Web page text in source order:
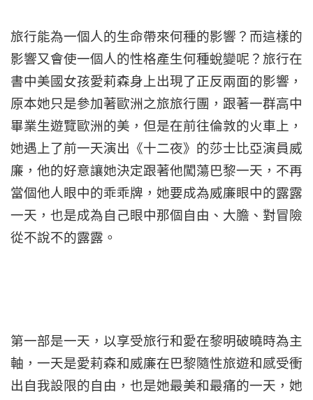
旅行能為一個人的生命帶來何種的影響？而這樣的
影響又會使一個人的性格產生何種蛻變呢？旅行在
書中美國女孩愛莉森身上出現了正反兩面的影響，
原本她只是參加著歐洲之旅旅行團，跟著一群高中
畢業生遊覽歐洲的美，但是在前往倫敦的火車上，
她遇上了前一天演出《十二夜》的莎士比亞演員威
廉，他的好意讓她決定跟著他闖蕩巴黎一天，不再
當個他人眼中的乖乖牌，她要成為威廉眼中的露露
一天，也是成為自己眼中那個自由、大膽、對冒險
從不說不的露露。
第一部是一天，以享受旅行和愛在黎明破曉時為主
軸，一天是愛莉森和威廉在巴黎隨性旅遊和感受衝
出自我設限的自由，也是她最美和最痛的一天，她